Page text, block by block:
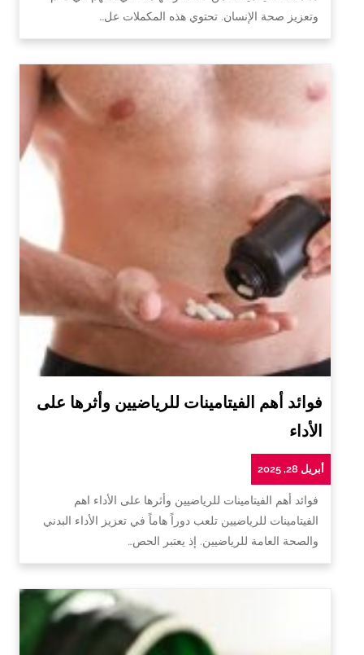
وتعزيز صحة الإنسان. تحتوي هذه المكملات عل…
فوائد أهم الفيتامينات للرياضيين وأثرها على
الأداء
أبريل 28, 2025
فوائد أهم الفيتامينات للرياضيين وأثرها على الأداء اهم
الفيتامينات للرياضيين تلعب دوراً هاماً في تعزيز الأداء البدني
والصحة العامة للرياضيين. إذ يعتبر الحص…